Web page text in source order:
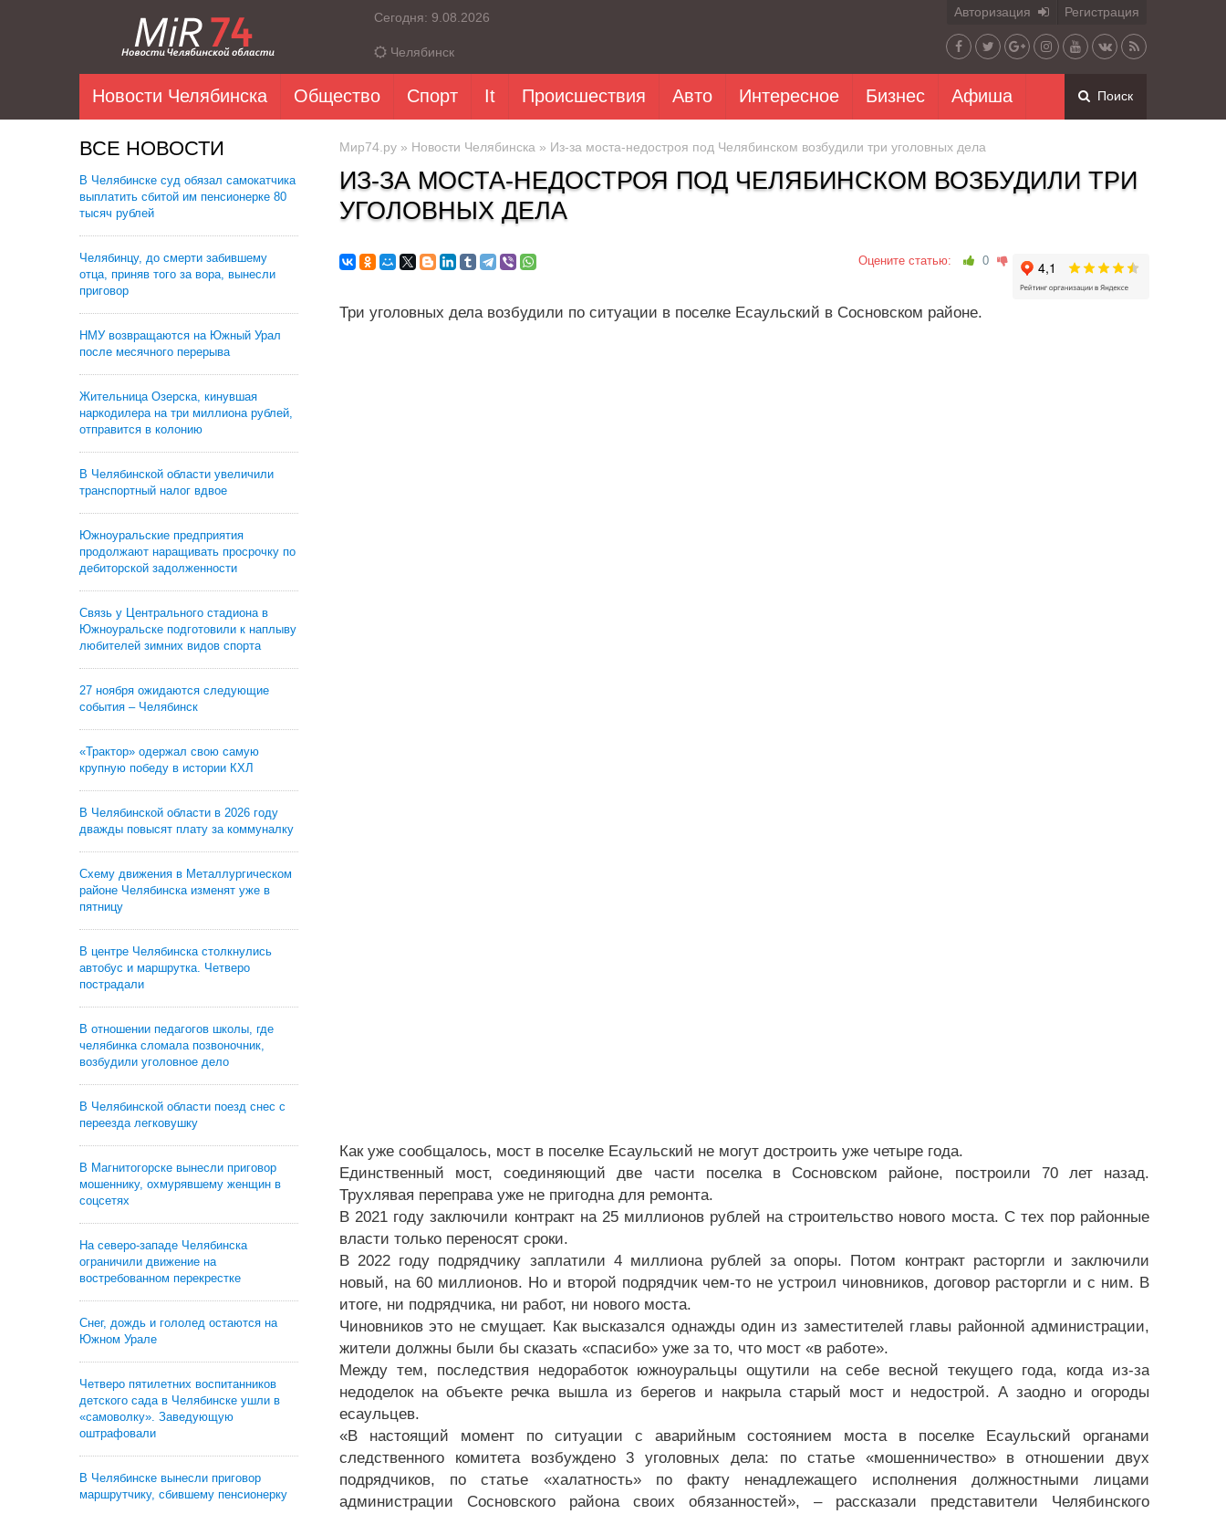
Сегодня: 9.08.2026
Челябинск
Авторизация Регистрация
Новости Челябинска Общество Спорт It Происшествия Авто Интересное Бизнес Афиша Поиск
ВСЕ НОВОСТИ
В Челябинске суд обязал самокатчика
выплатить сбитой им пенсионерке 80
тысяч рублей
Челябинцу, до смерти забившему
отца, приняв того за вора, вынесли
приговор
НМУ возвращаются на Южный Урал
после месячного перерыва
Жительница Озерска, кинувшая
наркодилера на три миллиона рублей,
отправится в колонию
В Челябинской области увеличили
транспортный налог вдвое
Южноуральские предприятия
продолжают наращивать просрочку по
дебиторской задолженности
Связь у Центрального стадиона в
Южноуральске подготовили к наплыву
любителей зимних видов спорта
27 ноября ожидаются следующие
события – Челябинск
«Трактор» одержал свою самую
крупную победу в истории КХЛ
В Челябинской области в 2026 году
дважды повысят плату за коммуналку
Схему движения в Металлургическом
районе Челябинска изменят уже в
пятницу
В центре Челябинска столкнулись
автобус и маршрутка. Четверо
пострадали
В отношении педагогов школы, где
челябинка сломала позвоночник,
возбудили уголовное дело
В Челябинской области поезд снес с
переезда легковушку
В Магнитогорске вынесли приговор
мошеннику, охмурявшему женщин в
соцсетях
На северо-западе Челябинска
ограничили движение на
востребованном перекрестке
Снег, дождь и гололед остаются на
Южном Урале
Четверо пятилетних воспитанников
детского сада в Челябинске ушли в
«самоволку». Заведующую
оштрафовали
В Челябинске вынесли приговор
маршрутчику, сбившему пенсионерку
Мир74.ру » Новости Челябинска » Из-за моста-недостроя под Челябинском возбудили три уголовных дела
ИЗ-ЗА МОСТА-НЕДОСТРОЯ ПОД ЧЕЛЯБИНСКОМ ВОЗБУДИЛИ ТРИ
УГОЛОВНЫХ ДЕЛА
Оцените статью: 0
Три уголовных дела возбудили по ситуации в поселке Есаульский в Сосновском районе.
Как уже сообщалось, мост в поселке Есаульский не могут достроить уже четыре года.
Единственный мост, соединяющий две части поселка в Сосновском районе, построили 70 лет назад.
Трухлявая переправа уже не пригодна для ремонта.
В 2021 году заключили контракт на 25 миллионов рублей на строительство нового моста. С тех пор районные
власти только переносят сроки.
В 2022 году подрядчику заплатили 4 миллиона рублей за опоры. Потом контракт расторгли и заключили
новый, на 60 миллионов. Но и второй подрядчик чем-то не устроил чиновников, договор расторгли и с ним. В
итоге, ни подрядчика, ни работ, ни нового моста.
Чиновников это не смущает. Как высказался однажды один из заместителей главы районной администрации,
жители должны были бы сказать «спасибо» уже за то, что мост «в работе».
Между тем, последствия недоработок южноуральцы ощутили на себе весной текущего года, когда из-за
недоделок на объекте речка вышла из берегов и накрыла старый мост и недострой. А заодно и огороды
есаульцев.
«В настоящий момент по ситуации с аварийным состоянием моста в поселке Есаульский органами
следственного комитета возбуждено 3 уголовных дела: по статье «мошенничество» в отношении двух
подрядчиков, по статье «халатность» по факту ненадлежащего исполнения должностными лицами
администрации Сосновского района своих обязанностей», – рассказали представители Челябинского